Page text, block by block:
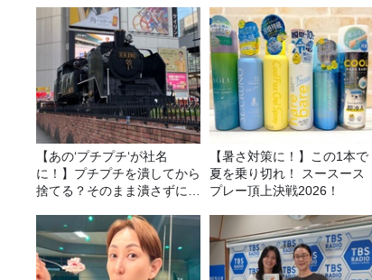
【あの‘プチプチ‘が社名
に！】プチプチを潰してから
捨てる？そのまま潰さずに捨
【暑さ対策に！】この1本で
夏を乗り切れ！ スースース
プレー頂上決戦2026！